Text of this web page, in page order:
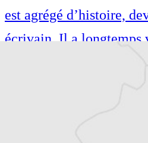
est agrégé d’histoire,
écrivain. Il a longtemps